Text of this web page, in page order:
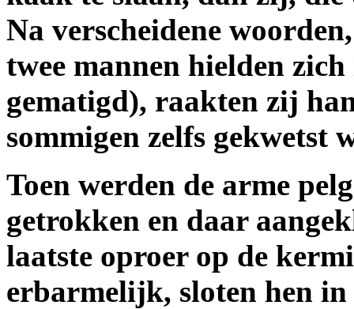
Na verscheidene
twee mannen hielden
gematigd), raakten zij
sommigen zelfs gekwetst
Toen werden de arme
getrokken en daar
laatste oproer op de
erbarmelijk, sloten hen in